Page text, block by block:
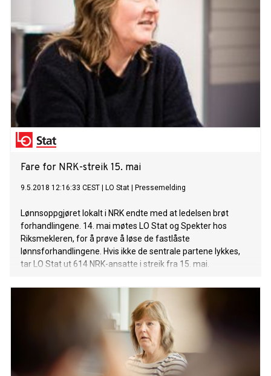
Fare for NRK-streik 15. mai
9.5.2018 12:16:33 CEST LO Stat Pressemelding
Lønnsoppgjøret lokalt i NRK endte med at ledelsen brøt
forhandlingene. 14. mai møtes LO Stat og Spekter hos
Riksmekleren, for å prøve å løse de fastlåste
lønnsforhandlingene. Hvis ikke de sentrale partene lykkes,
tar LO Stat ut 614 NRK-ansatte i streik fra 15. mai.